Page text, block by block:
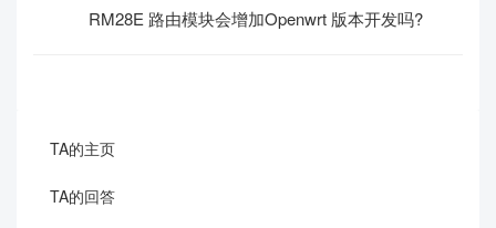
RM28E 路由模块会增加Openwrt 版本开发吗?
TA的主页
TA的回答